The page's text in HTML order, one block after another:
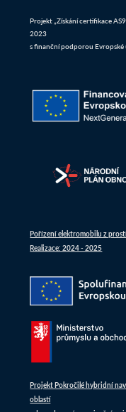
Projekt „Získání certifikace
2023
s finanční podporou
Pořízení elektromobilu z
Realizace: 2024 - 2025
Projekt Pokročilé hybridní
oblastí